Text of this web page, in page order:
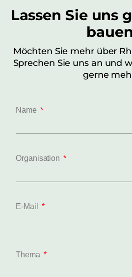
Lassen Sie uns
bauen
Möchten Sie mehr über
Sprechen Sie uns an und
gerne
Name
Organisation
E-Mail
Thema